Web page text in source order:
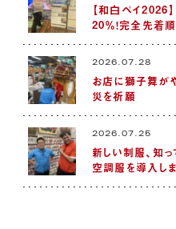
【和白ペイ2026
20％！完全先着
2026.07.28
お店に獅子舞が
災を祈願
2026.07.25
新しい制服、知
空調服を導入しま